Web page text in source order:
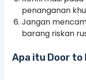
penanganan
Jangan
barang riskan
Apa itu Door to